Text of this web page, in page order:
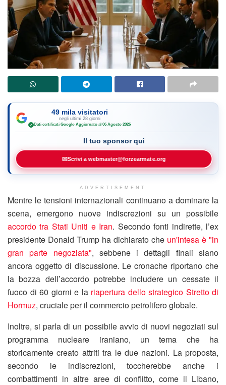
49 mila visitatori
negli ultimi 28 giorni
✓ Dati certificati Google·Aggiornato al 06 Agosto 2026
Il tuo sponsor qui
✉Scrivi a webmaster@forzearmate.org
ADVERTISEMENT
Mentre le tensioni internazionali continuano a dominare la
scena, emergono nuove indiscrezioni su un possibile
accordo tra Stati Uniti e Iran. Secondo fonti indirette, l’ex
presidente Donald Trump ha dichiarato che un'intesa è "in
gran parte negoziata", sebbene i dettagli finali siano
ancora oggetto di discussione. Le cronache riportano che
la bozza dell’accordo potrebbe includere un cessate il
fuoco di 60 giorni e la riapertura dello strategico Stretto di
Hormuz, cruciale per il commercio petrolifero globale.
Inoltre, si parla di un possibile avvio di nuovi negoziati sul
programma nucleare iraniano, un tema che ha
storicamente creato attriti tra le due nazioni. La proposta,
secondo le indiscrezioni, toccherebbe anche i
combattimenti in altre aree di conflitto, come il Libano,